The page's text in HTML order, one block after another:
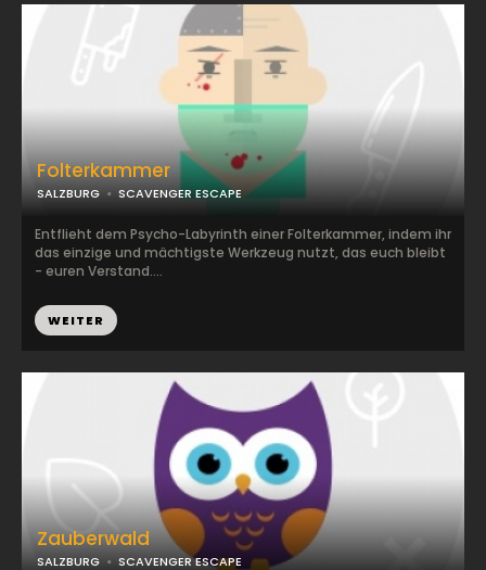
Folterkammer
SALZBURG SCAVENGER ESCAPE
Entflieht dem Psycho-Labyrinth einer Folterkammer, indem ihr
das einzige und mächtigste Werkzeug nutzt, das euch bleibt
- euren Verstand....
WEITER
Zauberwald
SALZBURG SCAVENGER ESCAPE